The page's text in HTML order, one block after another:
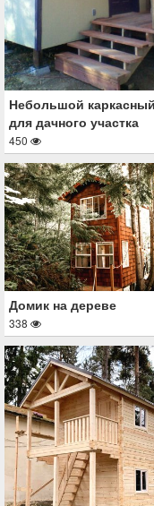
Небольшой
для дачного участка
450
Домик на дереве
338